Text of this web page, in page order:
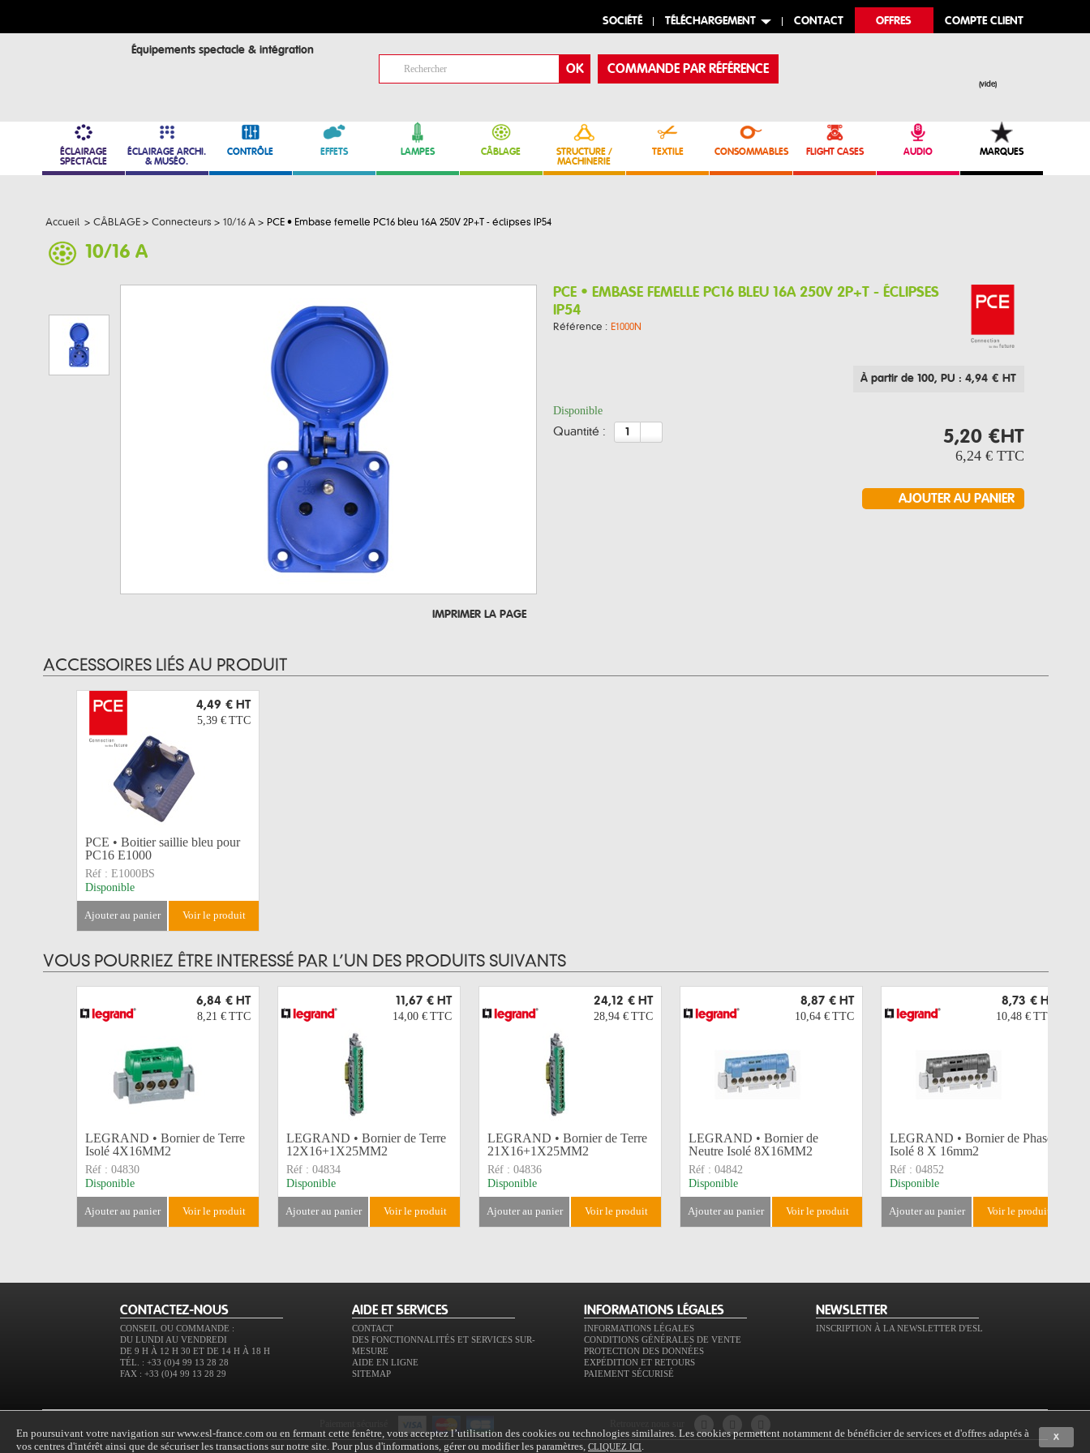
SOCIÉTÉ TÉLÉCHARGEMENT CONTACT OFFRES COMPTE CLIENT
Équipements spectacle & intégration
(vide)
COMMANDE PAR RÉFÉRENCE
ÉCLAIRAGE
SPECTACLE
ÉCLAIRAGE ARCHI.
& MUSÉO.
CONTRÔLE EFFETS LAMPES CÂBLAGE
STRUCTURE /
MACHINERIE
TEXTILE CONSOMMABLES FLIGHT CASES AUDIO MARQUES
Accueil > CÂBLAGE > Connecteurs > 10/16 A > PCE • Embase femelle PC16 bleu 16A 250V 2P+T - éclipses IP54
10/16 A
IMPRIMER LA PAGE
PCE • EMBASE FEMELLE PC16 BLEU 16A 250V 2P+T - ÉCLIPSES
IP54
Référence : E1000N
À partir de 100, PU : 4,94 € HT
Disponible
quantité : 5,20 €HT
6,24 € TTC
ACCESSOIRES LIÉS AU PRODUIT
4,49 € HT
5,39 € TTC
PCE • Boitier saillie bleu pour
PC16 E1000
Réf : E1000BS
Disponible
ajouter au panier voir le produit
VOUS POURRIEZ ÊTRE INTERESSÉ PAR L’UN DES PRODUITS SUIVANTS
6,84 € HT
8,21 € TTC
LEGRAND • Bornier de Terre
Isolé 4X16MM2
Réf : 04830
Disponible
ajouter au panier voir le produit
11,67 € HT
14,00 € TTC
LEGRAND • Bornier de Terre
12X16+1X25MM2
Réf : 04834
Disponible
ajouter au panier voir le produit
24,12 € HT
28,94 € TTC
LEGRAND • Bornier de Terre
21X16+1X25MM2
Réf : 04836
Disponible
ajouter au panier voir le produit
8,87 € HT
10,64 € TTC
LEGRAND • Bornier de
Neutre Isolé 8X16MM2
Réf : 04842
Disponible
ajouter au panier voir le produit
8,73 € HT
10,48 € TTC
LEGRAND • Bornier de Phase
Isolé 8 X 16mm2
Réf : 04852
Disponible
ajouter au panier voir le produit
CONTACTEZ-NOUS
CONSEIL OU COMMANDE :
DU LUNDI AU VENDREDI
DE 9 H À 12 H 30 ET DE 14 H À 18 H
TÉL. : +33 (0)4 99 13 28 28
FAX : +33 (0)4 99 13 28 29
AIDE ET SERVICES
CONTACT
DES FONCTIONNALITÉS ET SERVICES SUR-
MESURE
AIDE EN LIGNE
SITEMAP
INFORMATIONS LÉGALES
INFORMATIONS LÉGALES
CONDITIONS GÉNÉRALES DE VENTE
PROTECTION DES DONNÉES
EXPÉDITION ET RETOURS
PAIEMENT SÉCURISÉ
NEWSLETTER
INSCRIPTION À LA NEWSLETTER D'ESL
X
En poursuivant votre navigation sur www.esl-france.com ou en fermant cette fenêtre, vous acceptez l’utilisation des cookies ou technologies similaires. Les cookies permettent notamment de bénéficier de services et d'offres adaptés à
vos centres d'intérêt ainsi que de sécuriser les transactions sur notre site. Pour plus d'informations, gérer ou modifier les paramètres, CLIQUEZ ICI.